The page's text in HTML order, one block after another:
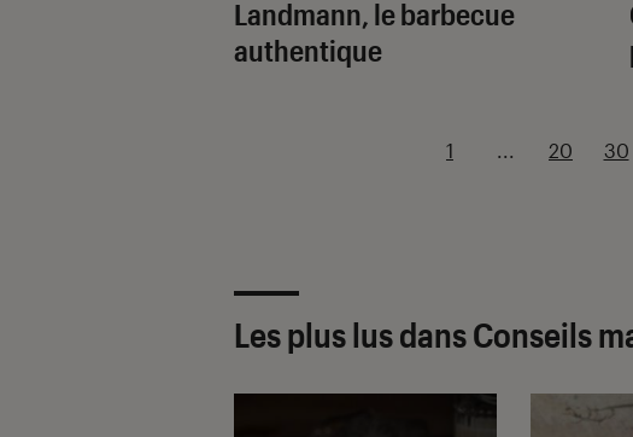
Landmann, le barbecue
authentique
1 ... 20 30
Les plus lus dans Conseils